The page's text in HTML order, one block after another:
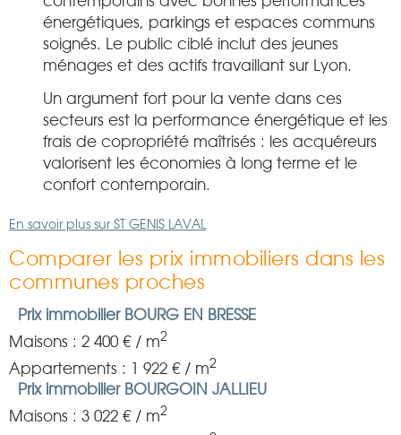
énergétiques, parkings et espaces communs
soignés. Le public ciblé inclut des jeunes
ménages et des actifs travaillant sur Lyon.
Un argument fort pour la vente dans ces
secteurs est la performance énergétique et les
frais de copropriété maîtrisés : les acquéreurs
valorisent les économies à long terme et le
confort contemporain.
En savoir plus sur ST GENIS LAVAL
Comparer les prix immobiliers dans les
communes proches
Prix immobilier BOURG EN BRESSE
Maisons : 2 400 € / m2
Appartements : 1 922 € / m2
Prix immobilier BOURGOIN JALLIEU
Maisons : 3 022 € / m2